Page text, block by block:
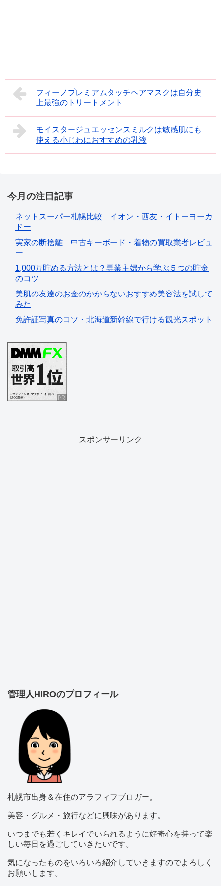
フィーノプレミアムタッチヘアマスクは自分史
上最強のトリートメント
モイスタージュエッセンスミルクは敏感肌にも
使える小じわにおすすめの乳液
今月の注目記事
ネットスーパー札幌比較 イオン・西友・イトーヨーカ
ドー
実家の断捨離 中古キーボード・着物の買取業者レビュ
ー
1,000万貯める方法とは？専業主婦から学ぶ５つの貯金
のコツ
美肌の友達のお金のかからないおすすめ美容法を試して
みた
免許証写真のコツ・北海道新幹線で行ける観光スポット
スポンサーリンク
管理人HIROのプロフィール
札幌市出身＆在住のアラフィフブロガー。
美容・グルメ・旅行などに興味があります。
いつまでも若くキレイでいられるように好奇心を持って楽
しい毎日を過ごしていきたいです。
気になったものをいろいろ紹介していきますのでよろしく
お願いします。